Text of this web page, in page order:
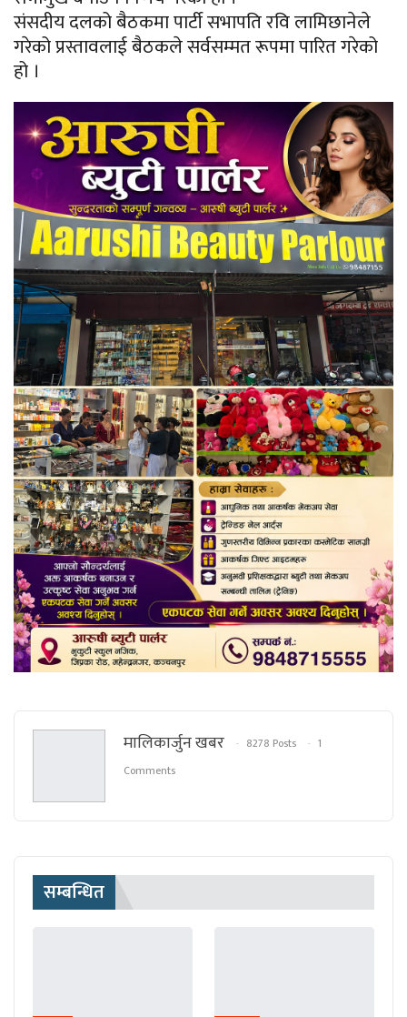
संसदीय दलको बैठकमा पार्टी सभापति रवि लामिछानेले
गरेको प्रस्तावलाई बैठकले सर्वसम्मत रूपमा पारित गरेको
हो ।
मालिकार्जुन खबर 8278 Posts
1
Comments
सम्बन्धित